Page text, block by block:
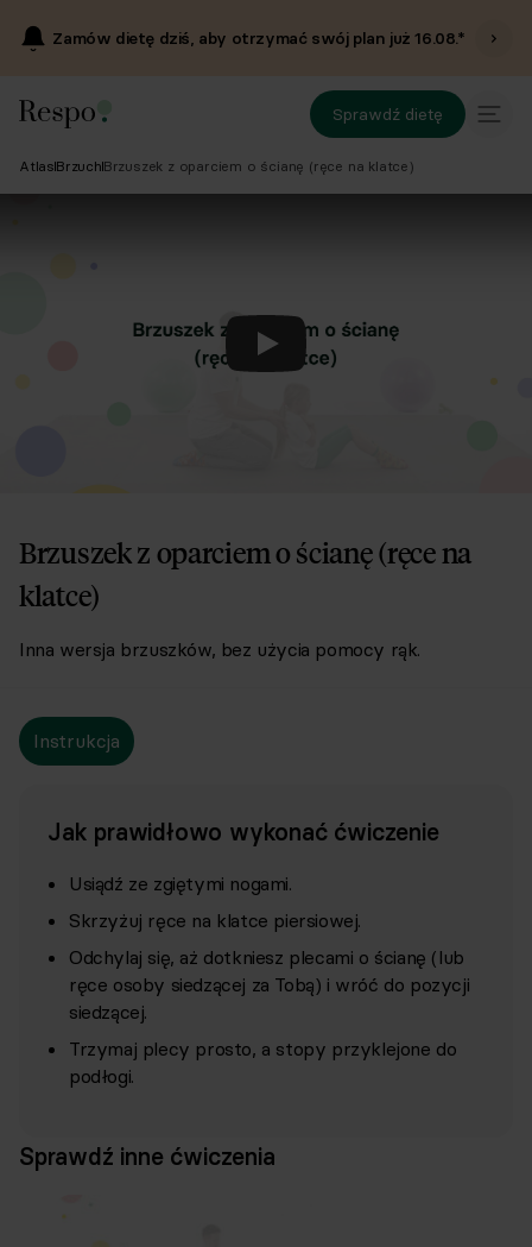
Zamów dietę dziś, aby otrzymać swój plan już16.08.*
Sprawdź dietę
Atlas BrzuchBrzuszek z oparciem o ścianę (ręce na klatce)
Odtwórz
Brzuszek z oparciem o ścianę (ręce na
klatce)
Inna wersja brzuszków, bez użycia pomocy rąk.
Instrukcja
Jak prawidłowo wykonać ćwiczenie
Usiądź ze zgiętymi nogami.
Skrzyżuj ręce na klatce piersiowej.
Odchylaj się, aż dotkniesz plecami o ścianę (lub
ręce osoby siedzącej za Tobą) i wróć do pozycji
siedzącej.
Trzymaj plecy prosto, a stopy przyklejone do
podłogi.
Sprawdź inne ćwiczenia